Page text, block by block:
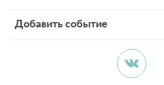
Добавить событие